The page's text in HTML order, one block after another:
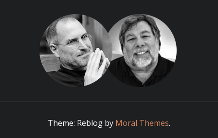
Theme: Reblog by Moral Themes.